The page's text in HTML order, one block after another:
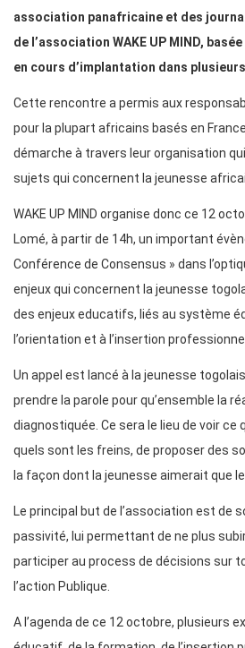
association panafricaine et des
de l’association WAKE UP MIND,
en cours d’implantation dans
Cette rencontre a permis aux
pour la plupart africains basés en
démarche à travers leur organisation
sujets qui concernent la jeunesse
WAKE UP MIND organise donc ce 12
Lomé, à partir de 14h, un important
Conférence de Consensus » dans
enjeux qui concernent la jeunesse
des enjeux educatifs, liés au système
l’orientation et à l’insertion
Un appel est lancé à la jeunesse
prendre la parole pour qu’ensemble la
diagnostiquée. Ce sera le lieu de voir ce
quels sont les freins, de proposer des
la façon dont la jeunesse aimerait que
Le principal but de l’association est de
passivité, lui permettant de ne plus
participer au process de décisions sur
l’action Publique.
A l’agenda de ce 12 octobre, plusieurs